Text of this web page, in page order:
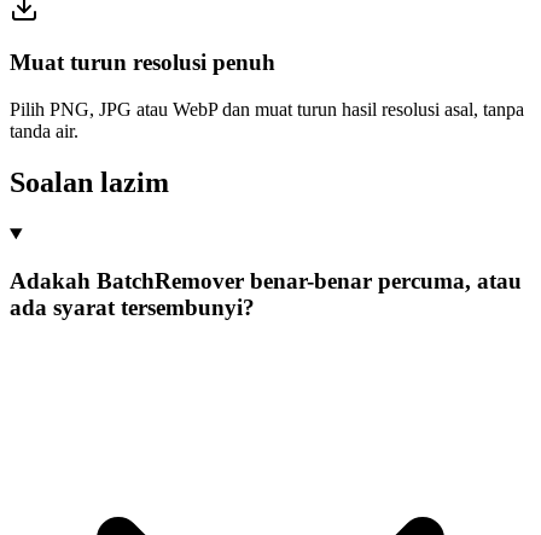
Muat turun resolusi penuh
Pilih PNG, JPG atau WebP dan muat turun hasil resolusi asal, tanpa
tanda air.
Soalan lazim
Adakah BatchRemover benar-benar percuma, atau
ada syarat tersembunyi?